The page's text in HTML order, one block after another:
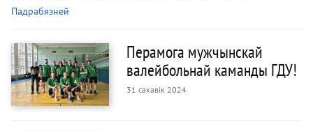
Падрабязней
Перамога мужчынскай
валейбольнай каманды ГДУ!
31 сакавік 2024